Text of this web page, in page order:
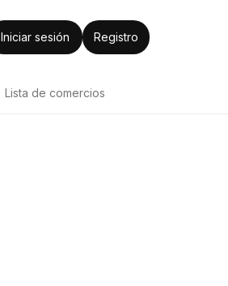
Iniciar sesión Registro
Lista de comercios